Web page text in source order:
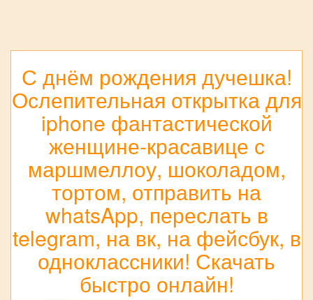
С днём рождения дучешка!
Ослепительная открытка для
iphone фантастической
женщине-красавице с
маршмеллоу, шоколадом,
тортом, отправить на
whatsApp, переслать в
telegram, на вк, на фейсбук, в
одноклассники! Скачать
быстро онлайн!